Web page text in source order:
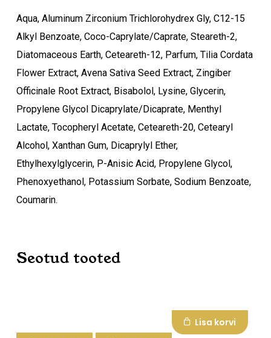
Ostukorvis ei ole tooteid.
Mine poodi
Aqua, Aluminum Zirconium Trichlorohydrex Gly, C12-15
Alkyl Benzoate, Coco-Caprylate/Caprate, Steareth-2,
Diatomaceous Earth, Ceteareth-12, Parfum, Tilia Cordata
Flower Extract, Avena Sativa Seed Extract, Zingiber
Officinale Root Extract, Bisabolol, Lysine, Glycerin,
Propylene Glycol Dicaprylate/Dicaprate, Menthyl
Lactate, Tocopheryl Acetate, Ceteareth-20, Cetearyl
Alcohol, Xanthan Gum, Dicaprylyl Ether,
Ethylhexylglycerin, P-Anisic Acid, Propylene Glycol,
Phenoxyethanol, Potassium Sorbate, Sodium Benzoate,
Coumarin.
Seotud tooted
Lisa korvi